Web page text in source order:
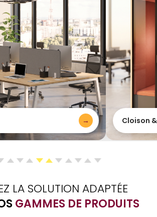
→ Cloison
LA SOLUTION ADAPTÉE
GAMMES DE PRODUITS